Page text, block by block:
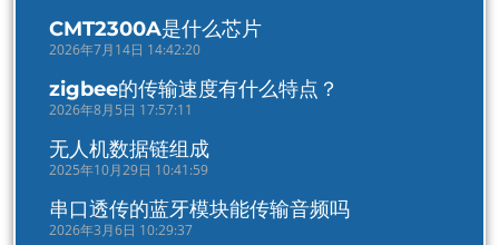
CMT2300A是什么芯片
2026年7月14日 14:42:20
zigbee的传输速度有什么特点？
2026年8月5日 17:57:11
无人机数据链组成
2025年10月29日 10:41:59
串口透传的蓝牙模块能传输音频吗
2026年3月6日 10:29:37